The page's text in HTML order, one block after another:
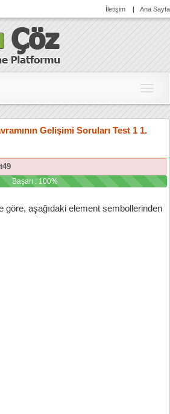
İletişim | Ana Sayfa
e-
Gelişimi Soruları Test 1 1.
Başarı : 100%
göre, aşağıdaki element sembollerinden